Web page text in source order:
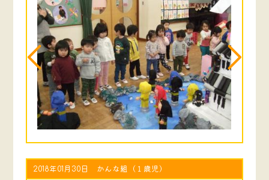
2018年01月30日 かんな組（１歳児）